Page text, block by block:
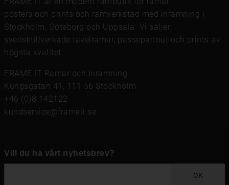
posters och prints och ramverkstad med inramning i
Stockholm, Göteborg och Uppsala. Vi säljer
svensktillverkade tavelramar, passepartout och prints av
högsta kvalitet.
FRAME IT Ramar och Inramning
Kungsgatan 41, 111 56 Stockholm
+46 (0)8 142122
kundservice@frameit.se
Vill du ha vårt nyhetsbrev?
OK